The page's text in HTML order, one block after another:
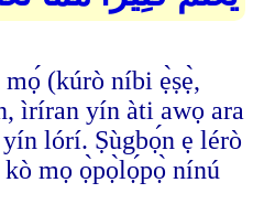
(kúrò níbi ẹ̀ṣẹ̀,
ìríran yín àti awọ ara
lórí. Ṣùgbọ́n ẹ lérò
mọ ọ̀pọ̀lọ́pọ̀ nínú